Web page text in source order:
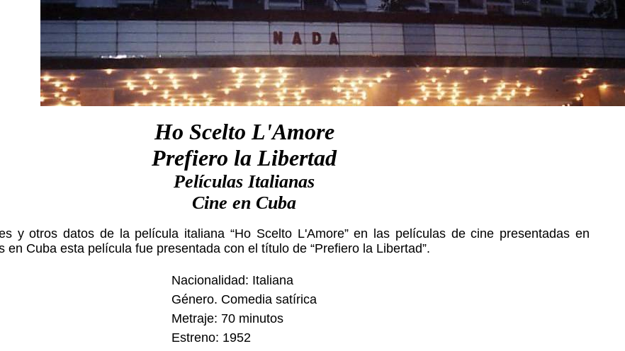
Ho Scelto L'Amore
Prefiero la Libertad
Películas Italianas
Cine en Cuba
y otros datos de la película italiana “Ho Scelto L'Amore” en las películas de cine presentadas en
en Cuba esta película fue presentada con el título de “Prefiero la Libertad”.
Nacionalidad: Italiana
Género. Comedia satírica
Metraje: 70 minutos
Estreno: 1952